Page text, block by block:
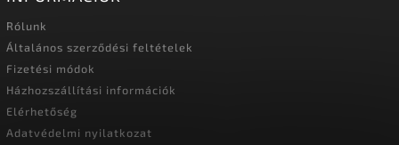
Rólunk
Általános szerződési feltételek
Fizetési módok
Házhozszállítási információk
Elérhetőség
Adatvédelmi nyilatkozat